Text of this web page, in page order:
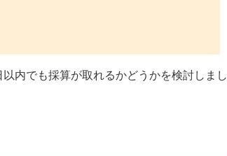
内でも採算が取れるかどうかを検討しまし